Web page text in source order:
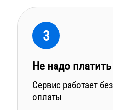
3
Не надо платить
Сервис работает без
оплаты